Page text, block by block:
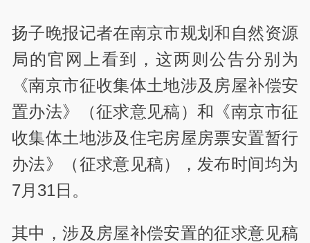
扬子晚报记者在南京市规划和自然资源
局的官网上看到，这两则公告分别为
《南京市征收集体土地涉及房屋补偿安
置办法》（征求意见稿）和《南京市征
收集体土地涉及住宅房屋房票安置暂行
办法》（征求意见稿），发布时间均为
7月31日。
其中，涉及房屋补偿安置的征求意见稿